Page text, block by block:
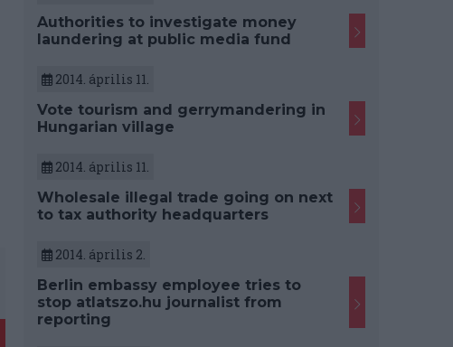
Authorities to investigate money
laundering at public media fund
2014. április 11.
Vote tourism and gerrymandering in
Hungarian village
2014. április 11.
Wholesale illegal trade going on next
to tax authority headquarters
2014. április 2.
Berlin embassy employee tries to
stop atlatszo.hu journalist from
reporting